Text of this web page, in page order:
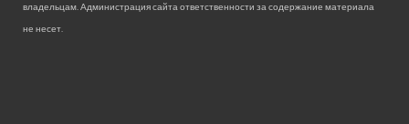
владельцам. Администрация сайта ответственности за содержание материала
не несет.